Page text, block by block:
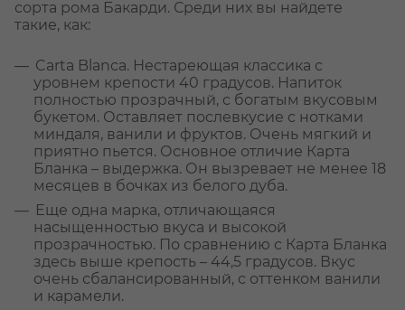
сорта рома Бакарди. Среди них вы найдете
такие, как:
Carta Blanca. Нестареющая классика с
уровнем крепости 40 градусов. Напиток
полностью прозрачный, с богатым вкусовым
букетом. Оставляет послевкусие с нотками
миндаля, ванили и фруктов. Очень мягкий и
приятно пьется. Основное отличие Карта
Бланка – выдержка. Он вызревает не менее 18
месяцев в бочках из белого дуба.
Еще одна марка, отличающаяся
насыщенностью вкуса и высокой
прозрачностью. По сравнению с Карта Бланка
здесь выше крепость – 44,5 градусов. Вкус
очень сбалансированный, с оттенком ванили
и карамели.